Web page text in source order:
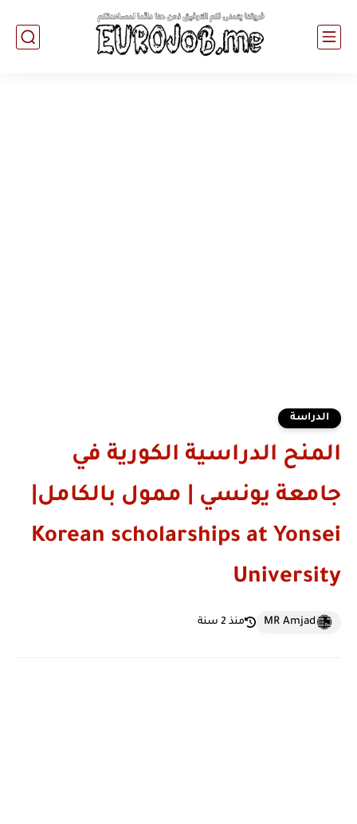
الدراسة
المنح الدراسية الكورية في
جامعة يونسي | ممول بالكامل|
Korean scholarships at Yonsei
University
MR Amjad منذ 2 سنة